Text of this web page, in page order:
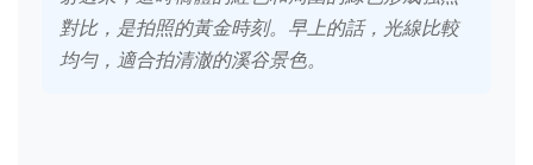
對比，是拍照的黃金時刻。早上的話，光線比較
均勻，適合拍清澈的溪谷景色。